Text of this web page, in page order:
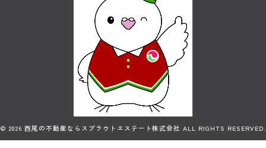
© 2026 西尾の不動産ならスプラウトエステート株式会社 ALL RIGHTS RESERVED.